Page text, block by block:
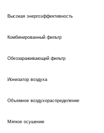
Высокая энергоэффективность
Комбинированный фильтр
Обеззараживающий фильтр
Ионизатор воздуха
Объемное воздухораспределение
Мягкое осушение